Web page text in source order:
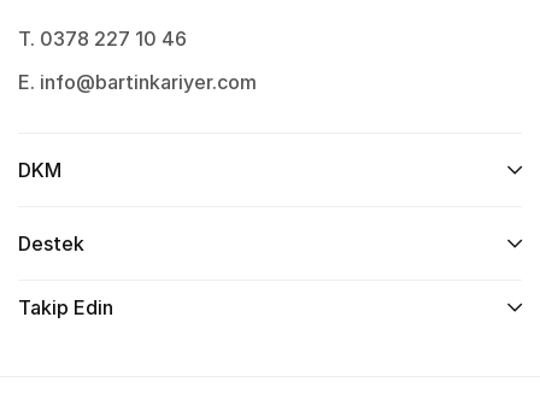
T. 0378 227 10 46
E. info@bartinkariyer.com
DKM
Destek
Takip Edin